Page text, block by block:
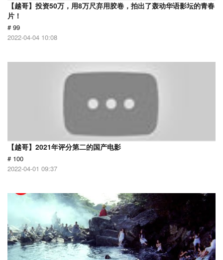
【越哥】投资50万，用8万尺弃用胶卷，拍出了轰动华语影坛的青春
片！
# 99
2022-04-04 10:08
【越哥】2021年评分第二的国产电影
# 100
2022-04-01 09:37